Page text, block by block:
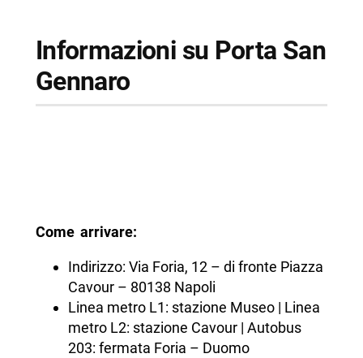
Informazioni su Porta San
Gennaro
Come arrivare:
Indirizzo: Via Foria, 12 – di fronte Piazza
Cavour – 80138 Napoli
Linea metro L1: stazione Museo | Linea
metro L2: stazione Cavour | Autobus
203: fermata Foria – Duomo